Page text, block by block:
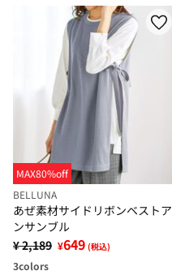
MAX80%off
BELLUNA
あぜ素材サイドリボンベストア
ンサンブル
¥ 2,189 ¥649 (税込)
3colors